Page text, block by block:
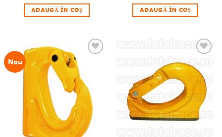
ADAUGĂ ÎN COȘ ADAUGĂ ÎN COȘ
Nou
Adauga
wishlist!
Adauga
in
wishlist!